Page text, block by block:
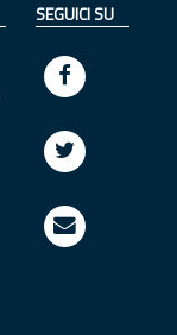
SEGUICI SU